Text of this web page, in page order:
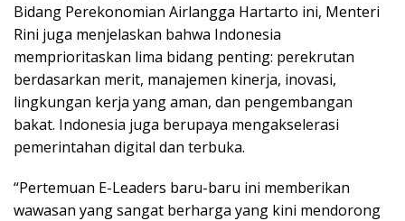
Bidang Perekonomian Airlangga Hartarto ini, Menteri
Rini juga menjelaskan bahwa Indonesia
memprioritaskan lima bidang penting: perekrutan
berdasarkan merit, manajemen kinerja, inovasi,
lingkungan kerja yang aman, dan pengembangan
bakat. Indonesia juga berupaya mengakselerasi
pemerintahan digital dan terbuka.
“Pertemuan E-Leaders baru-baru ini memberikan
wawasan yang sangat berharga yang kini mendorong